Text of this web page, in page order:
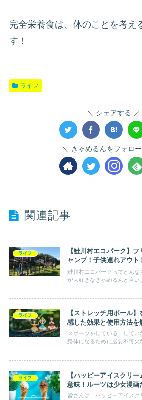
完全栄養食は、体のことを考え
す！
ライフ
シェアする
きゃめるんをフォロ
関連記事
ライフ
【鮭川村エコパーク】
ャンプ！子供連れアウト
鮭川村エコパークってどんなところ？ こんに
が大好きなきゃめるんと言い
ライフ
【ストレッチ用ポール
感した効果と使用方法を
スポーツをしている、して
身体になるために必要不可欠
ライフ
【ハッピーアイスクリ
意味！ルーツは少女漫画
皆さんは「ハッピーアイスク